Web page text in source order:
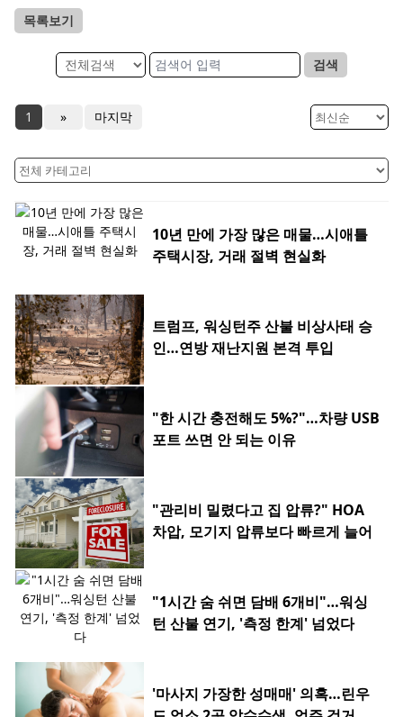
목록보기
검색
1 » 마지막
10년 만에 가장 많은 매물…시애틀
주택시장, 거래 절벽 현실화
트럼프, 워싱턴주 산불 비상사태 승
인…연방 재난지원 본격 투입
"한 시간 충전해도 5%?"…차량 USB
포트 쓰면 안 되는 이유
"관리비 밀렸다고 집 압류?" HOA
차압, 모기지 압류보다 빠르게 늘어
"1시간 숨 쉬면 담배 6개비"…워싱
턴 산불 연기, '측정 한계' 넘었다
'마사지 가장한 성매매' 의혹…린우